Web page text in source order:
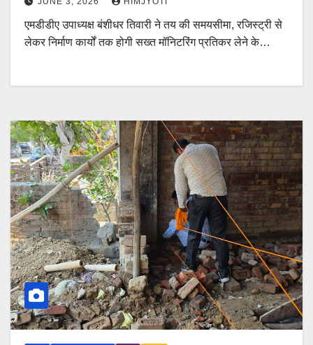
एमडीडीए उपाध्यक्ष बंशीधर तिवारी ने तय की समयसीमा, रजिस्ट्री से
लेकर निर्माण कार्यों तक होगी सख्त मॉनिटरिंग प्रतिकर लेने के…